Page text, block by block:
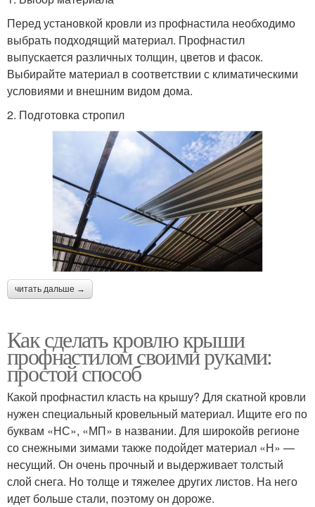
Перед установкой кровли из профнастила необходимо
выбрать подходящий материал. Профнастил
выпускается различных толщин, цветов и фасок.
Выбирайте материал в соответствии с климатическими
условиями и внешним видом дома.
2. Подготовка стропил
читать дальше →
Как сделать кровлю крыши
профнастилом своими руками:
простой способ
Какой профнастил класть на крышу? Для скатной кровли
нужен специальный кровельный материал. Ищите его по
буквам «НС», «МП» в названии. Для широкойв регионе
со снежными зимами также подойдет материал «Н» —
несущий. Он очень прочный и выдерживает толстый
слой снега. Но толще и тяжелее других листов. На него
идет больше стали, поэтому он дороже.